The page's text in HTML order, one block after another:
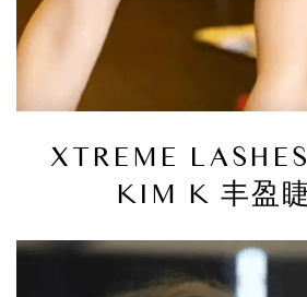
XTREME
KIM K 丰盈